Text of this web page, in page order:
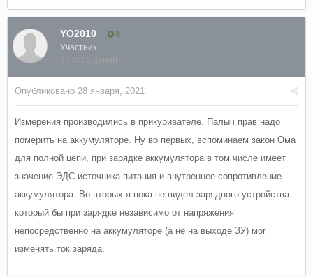
YO2010 6
Участник
25 сообщений
Опубликовано 28 января, 2021
Измерения производились в прикуривателе. Палыч прав надо
померить на аккумуляторе. Ну во первых, вспоминаем закон Ома
для полной цепи, при зарядке аккумулятора в том числе имеет
значение ЭДС источника питания и внутреннее сопротивление
аккумулятора. Во вторых я пока не видел зарядного устройства
который бы при зарядке независимо от напряжения
непосредственно на аккумуляторе (а не на выходе ЗУ) мог
изменять ток заряда.